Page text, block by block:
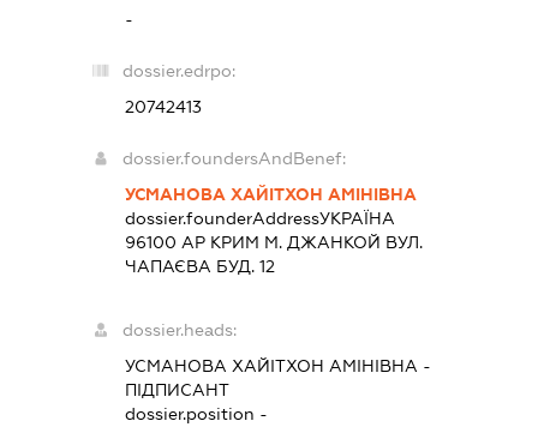
-
dossier.edrpo:
20742413
dossier.foundersAndBenef:
УСМАНОВА ХАЙІТХОН АМІНІВНА
dossier.founderAddressУКРАЇНА
96100 АР КРИМ М. ДЖАНКОЙ ВУЛ.
ЧАПАЄВА БУД. 12
dossier.heads:
УСМАНОВА ХАЙІТХОН АМІНІВНА -
ПІДПИСАНТ
dossier.position -